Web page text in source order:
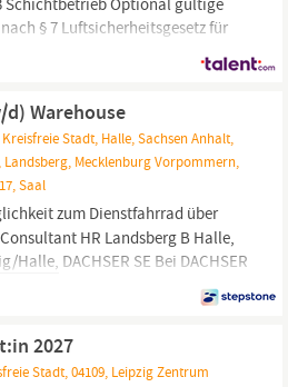
§ 7 Luftsicherheitsgesetz für
Personaldienste GmbH
04107
Karl-
Email: Trenkwalder
Warehouse
Stadt, Halle, Sachsen Anhalt,
Landsberg, Mecklenburg Vorpommern,
Saal
zum Dienstfahrrad über
HR Landsberg B Halle,
Halle, DACHSER SE Bei DACHSER
Vielfalt und Chancengleichheit
Die
2027
Stadt, 04109, Leipzig Zentrum